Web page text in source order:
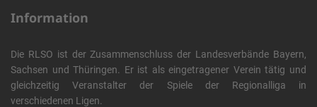
Information
Die RLSO ist der Zusammenschluss der Landesverbände Bayern,
Sachsen und Thüringen. Er ist als eingetragener Verein tätig und
gleichzeitig Veranstalter der Spiele der Regionalliga in
verschiedenen Ligen.